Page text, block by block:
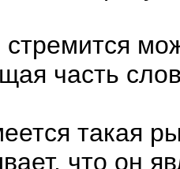
часть
такая
что он